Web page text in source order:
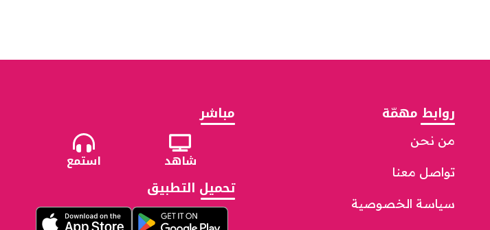
روابط مهمّة
من نحن
تواصل معنا
سياسة الخصوصية
مباشر
شاهد استمع
تحميل التطبيق